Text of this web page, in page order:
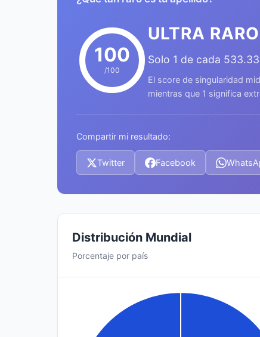
100
/100
ULTRA RARO
Solo 1 de cada
El score de singularidad
mientras que 1 significa
Compartir mi resultado:
Twitter Facebook
Distribución Mundial
Porcentaje por país